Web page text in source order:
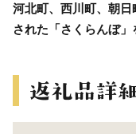
河北町、西川町、朝
された「さくらんぼ」